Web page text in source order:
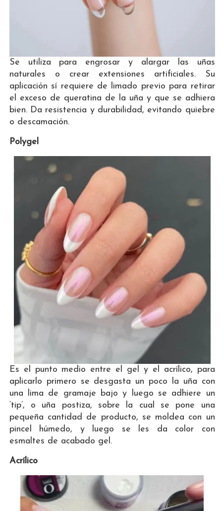
Se utiliza para engrosar y alargar las uñas
naturales o crear extensiones artificiales. Su
aplicación sí requiere de limado previo para retirar
el exceso de queratina de la uña y que se adhiera
bien. Da resistencia y durabilidad, evitando quiebre
o descamación.
Polygel
Es el punto medio entre el gel y el acrílico, para
aplicarlo primero se desgasta un poco la uña con
una lima de gramaje bajo y luego se adhiere un
‘tip’, o uña postiza, sobre la cual se pone una
pequeña cantidad de producto, se moldea con un
pincel húmedo, y luego se les da color con
esmaltes de acabado gel.
Acrílico